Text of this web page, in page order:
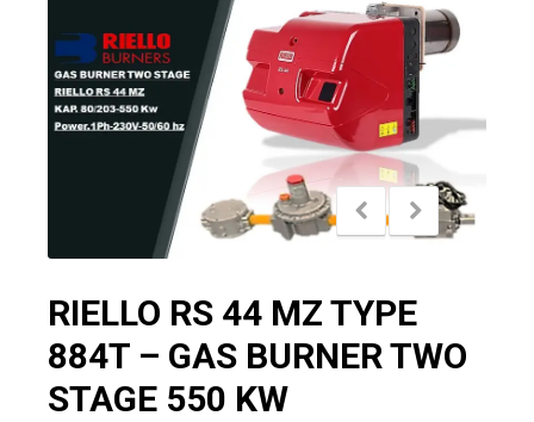
RIELLO RS 44 MZ TYPE
884T – GAS BURNER TWO
STAGE 550 KW